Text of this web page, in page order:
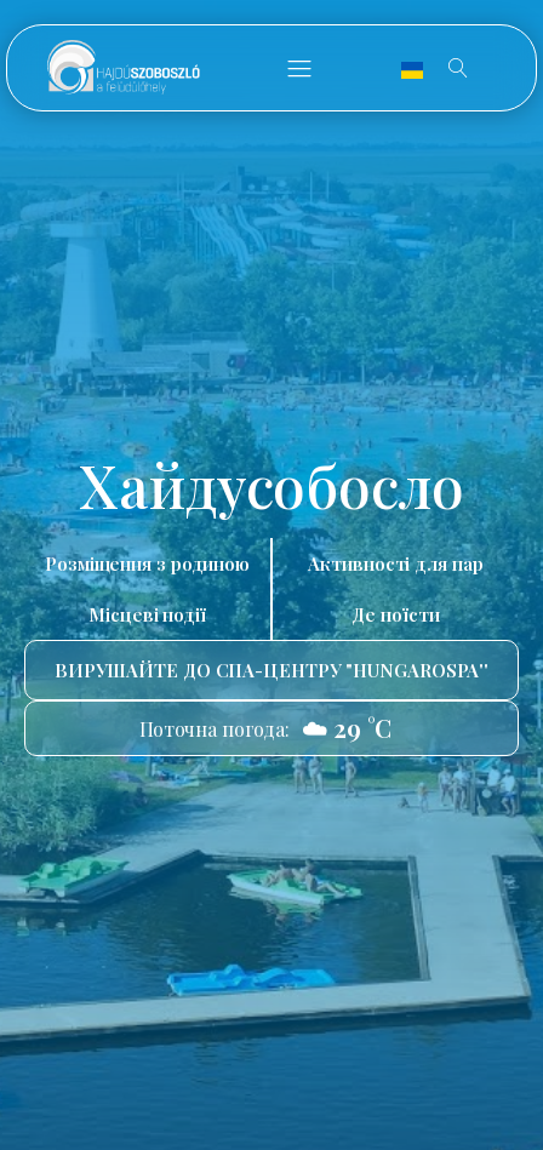
Хайдусобосло
Розміщення з родиною Активності для пар
Місцеві події Де поїсти
ВИРУШАЙТЕ ДО СПА-ЦЕНТРУ "HUNGAROSPA''
Поточна погода: ☁️ 29 °C